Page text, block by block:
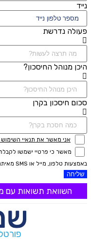
נייד
פעולה נדרשת
היכן מנוהל החיסכון?
סכום חיסכון בקרן
אני מאשר את תנאיי
מאשר כי פרטיי ישמשו לקבלת
באמצעות טלפון, מייל או SMS מאיתנו או צד שלישי
שליחה
השוואת תשואות עם